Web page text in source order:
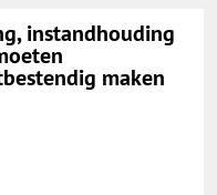
instandhouding
maken